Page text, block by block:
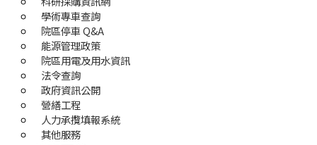
學術專車查詢
院區停車 Q&A
能源管理政策
院區用電及用水資訊
法令查詢
政府資訊公開
營繕工程
人力承攬填報系統
其他服務